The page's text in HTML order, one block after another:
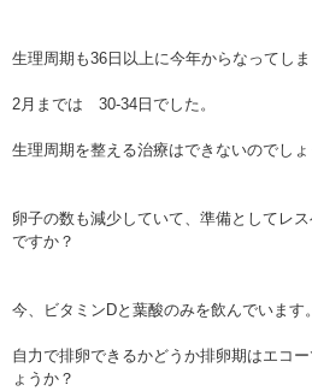
生理周期も36日以上に今年からなってし
2月までは 30-34日でした。
生理周期を整える治療はできないのでしょ
卵子の数も減少していて、準備としてレ
ですか？
今、ビタミンDと葉酸のみを飲んでいます。
自力で排卵できるかどうか排卵期はエコ
ょうか？